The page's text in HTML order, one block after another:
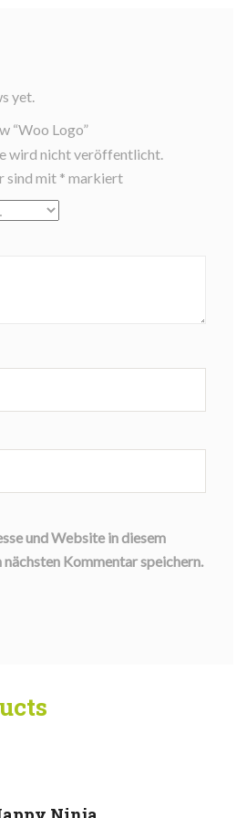
yet.
“Woo Logo”
wird nicht veröffentlicht.
sind mit * markiert
und Website in diesem
Kommentar speichern.